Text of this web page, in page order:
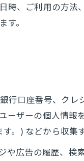
、ご利用の方法
。
行口座番号、クレ
ザーの個人情報
。) などから収集
広告の履歴、検